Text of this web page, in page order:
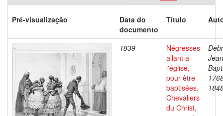
Pré-visualização
Data do
documento
Título
1839
Négresses
allant a
l'église,
pour être
baptisées.
Chevaliers
du Christ,
Jean